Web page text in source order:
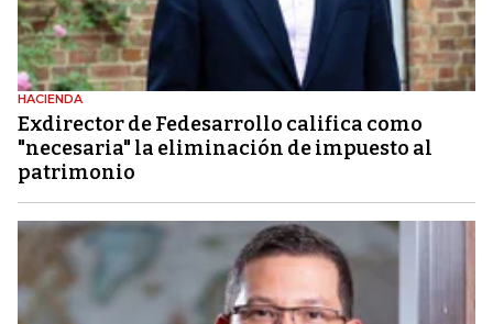
HACIENDA
Exdirector de Fedesarrollo califica como
"necesaria" la eliminación de impuesto al
patrimonio